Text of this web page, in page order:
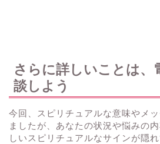
さらに詳しいことは、
談しよう
今回、スピリチュアルな意味やメ
ましたが、あなたの状況や悩みの
しいスピリチュアルなサインが隠